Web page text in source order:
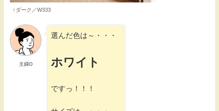
↑ダーク／W333
主婦O
選んだ色は～・・・
ホワイト
ですっ！！！